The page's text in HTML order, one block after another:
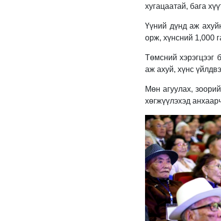
хугацаатай, бага
Үүний дүнд аж
орж, хүнсний 1,000
Төмсний хэрэгцээг
аж ахуй, хүнс
Мөн агуулах,
хөгжүүлэхэд